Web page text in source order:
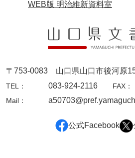
大坂日記・御留守居方
福間隆廉自記
大番所日記
諸日記
元寛日記
他境役人奉書録
諸村奉書控
WEB版 明治維新資料室
〒753-0083 山口県山口市後河原
TEL：
083-924-2116 FAX：
Mail：
公式Facebook